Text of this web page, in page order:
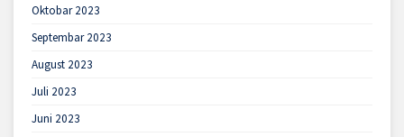
Oktobar 2023
Septembar 2023
August 2023
Juli 2023
Juni 2023